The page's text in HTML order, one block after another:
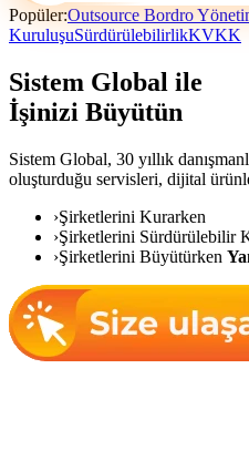
Popüler:Outsource Bordro
KuruluşuSürdürülebilirlikKVKK
Sistem Global ile
İşinizi Büyütün
Sistem Global, 30 yıllık
oluşturduğu servisleri, dijital
›Şirketlerini Kurarken
›Şirketlerini Sürdürülebilir
›Şirketlerini Büyütürken